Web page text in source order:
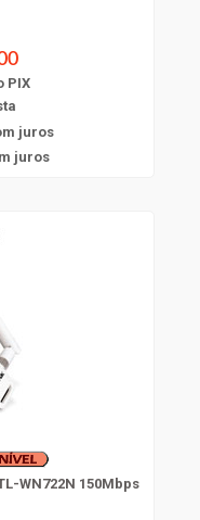
PIX
juros
juros
WN722N 150Mbps